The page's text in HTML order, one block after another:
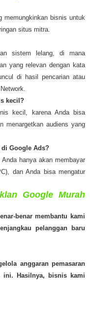
memungkinkan bisnis untuk
situs mitra.
sistem lelang, di mana
yang relevan dengan kata
di hasil pencarian atau
kecil?
kecil, karena Anda bisa
menargetkan audiens yang
Google Ads?
hanya akan membayar
dan Anda bisa mengatur
Google Murah
benar membantu kami
pelanggan baru
anggaran pemasaran
ini. Hasilnya, bisnis kami